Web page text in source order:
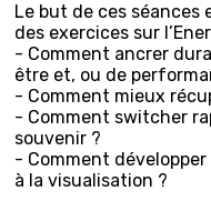
Le but de ces séances
des exercices sur
- Comment ancrer
être et, ou de
- Comment mieux
- Comment switcher
souvenir ?
- Comment
à la visualisation ?